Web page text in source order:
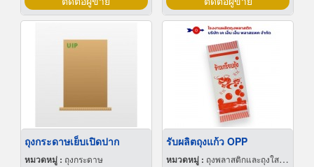
ถุงกระดาษเย็บเปิดปาก
หมวดหมู่ : ถุงกระดาษ
รับผลิตถุงแก้ว OPP
หมวดหมู่ : ถุงพลาสติกและถุงใสโปร่ง